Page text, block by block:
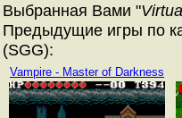
Выбранная Вами "
Предыдущие игры по
(SGG):
Vampire - Master of Darkness